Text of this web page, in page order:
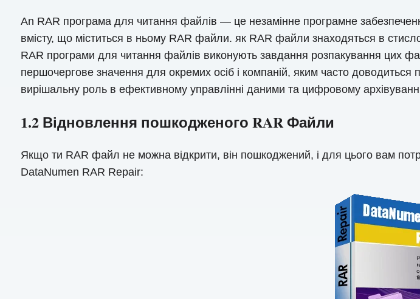
An RAR програма для читання файлів — це незамінне програмне
вмісту, що міститься в ньому RAR файли. як RAR файли знаходяться в
RAR програми для читання файлів виконують завдання розпакування цих
першочергове значення для окремих осіб і компаній, яким часто
вирішальну роль в ефективному управлінні даними та цифровому
1.2 Відновлення пошкодженого RAR Файли
Якщо ти RAR файл не можна відкрити, він пошкоджений, і для цього вам
DataNumen RAR Repair: